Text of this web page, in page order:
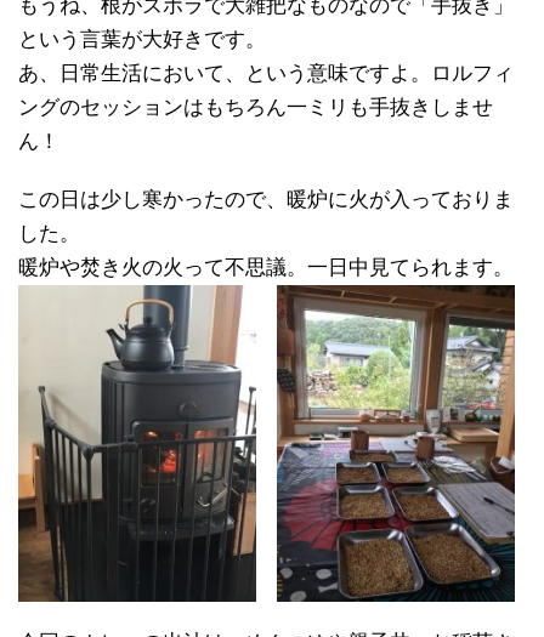
もうね、根がズボラで大雑把なものなので「手抜き」
という言葉が大好きです。
あ、日常生活において、という意味ですよ。ロルフィ
ングのセッションはもちろん一ミリも手抜きしませ
ん！
この日は少し寒かったので、暖炉に火が入っておりま
した。
暖炉や焚き火の火って不思議。一日中見てられます。